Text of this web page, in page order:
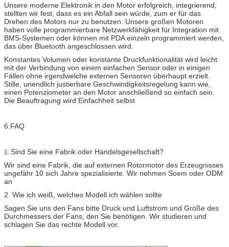
Unsere moderne Elektronik in den Motor erfolgreich, integrierend,
stellten wir fest, dass es ein Abfall sein würde, zum er für das
Drehen des Motors nur zu benutzen. Unsere großen Motoren
haben volle programmierbare Netzwerkfähigkeit für Integration mit
BMS-Systemen oder können mit PDA einzeln programmiert werden,
das über Bluetooth angeschlossen wird.
Konstantes Volumen oder konstante Druckfunktionalität wird leicht
mit der Verbindung von einem einfachen Sensor oder in einigen
Fällen ohne irgendwelche externen Sensoren überhaupt erzielt.
Stille, unendlich justierbare Geschwindigkeitsregelung kann wie,
einen Potenziometer an den Motor anschließend so einfach sein.
Die Beauftragung wird Einfachheit selbst
6.FAQ
1. Sind Sie eine Fabrik oder Handelsgesellschaft?
Wir sind eine Fabrik, die auf externen Rotormotor des Erzeugnisses
ungefähr 10 sich Jahre spezialisierte. Wir nehmen Soem oder ODM
an
2. Wie ich weiß, welches Modell ich wählen sollte
Sagen Sie uns den Fans bitte Druck und Luftstrom und Größe des
Durchmessers der Fans, den Sie benötigen. Wir studieren und
schlagen Sie das rechte Modell vor.